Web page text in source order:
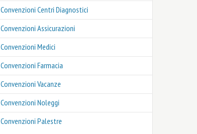
Convenzioni Centri Diagnostici
Convenzioni Assicurazioni
Convenzioni Medici
Convenzioni Farmacia
Convenzioni Vacanze
Convenzioni Noleggi
Convenzioni Palestre